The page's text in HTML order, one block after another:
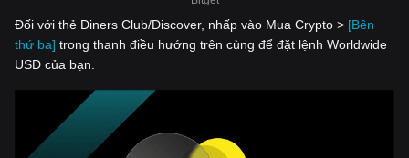
Đối với thẻ Diners Club/Discover, nhấp vào Mua Crypto > [Bên
thứ ba] trong thanh điều hướng trên cùng để đặt lệnh Worldwide
USD của bạn.